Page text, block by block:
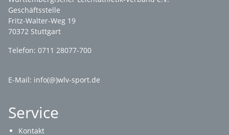
Geschäftsstelle
Fritz-Walter-Weg 19
70372 Stuttgart
Telefon: 0711 28077-700
E-Mail: info(@)wlv-sport.de
Service
Kontakt